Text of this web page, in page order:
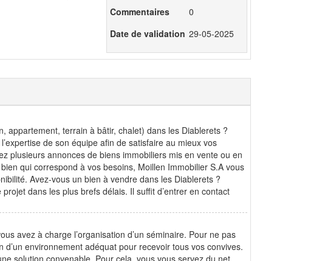
Commentaires
0
Date de validation 29-05-2025
appartement, terrain à bâtir, chalet) dans les Diablerets ?
de son équipe afin de satisfaire au mieux vos
plusieurs annonces de biens immobiliers mis en vente ou en
qui correspond à vos besoins, Moillen Immobilier S.A vous
Avez-vous un bien à vendre dans les Diablerets ?
dans les plus brefs délais. Il suffit d’entrer en contact
avez à charge l’organisation d’un séminaire. Pour ne pas
environnement adéquat pour recevoir tous vos convives.